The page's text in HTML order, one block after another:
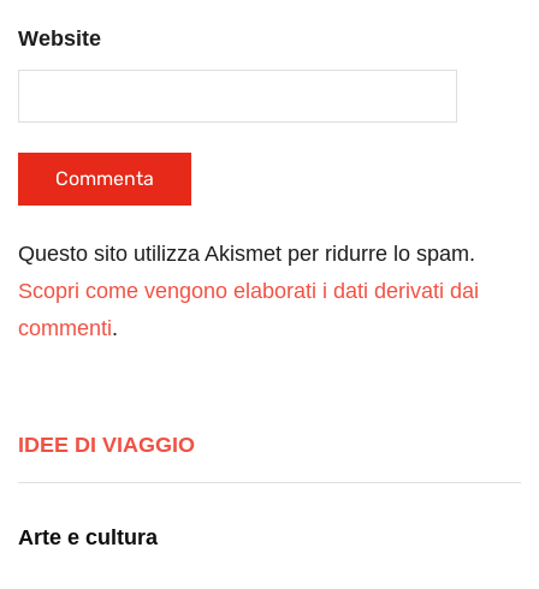
Website
Questo sito utilizza Akismet per ridurre lo spam.
Scopri come vengono elaborati i dati derivati dai
commenti.
IDEE DI VIAGGIO
Arte e cultura